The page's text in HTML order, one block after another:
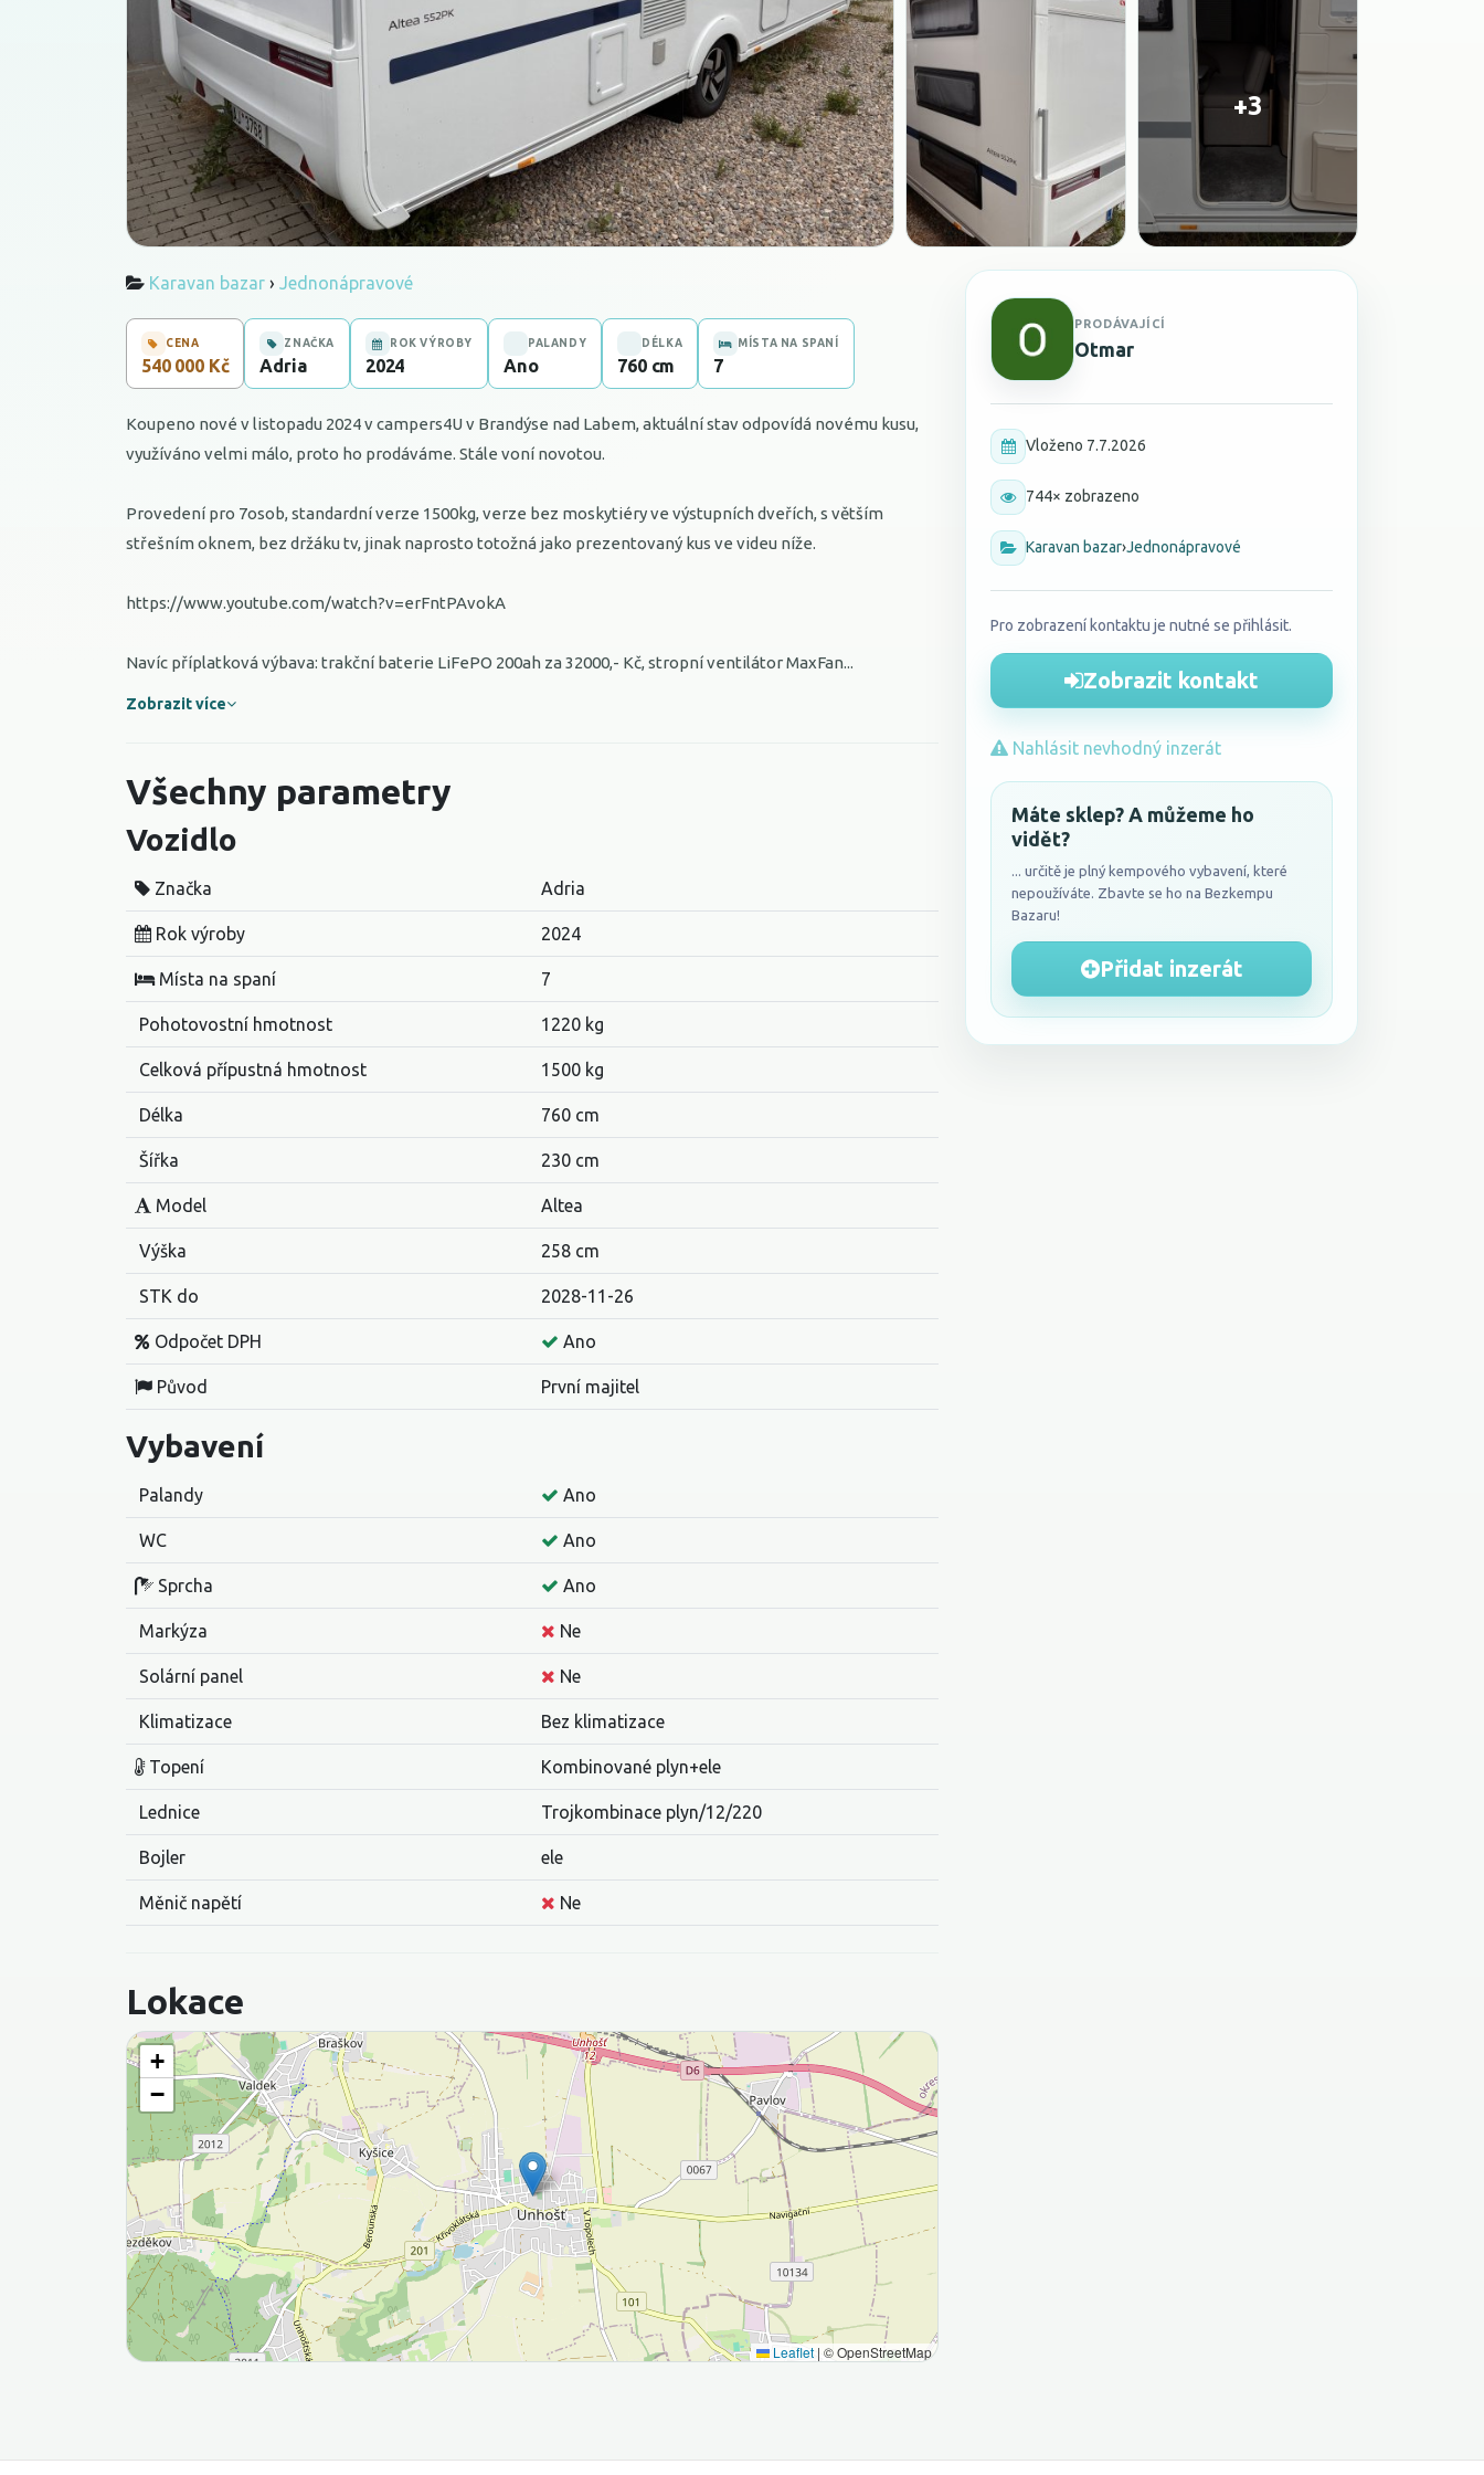
+3
Karavan bazar › Jednonápravové
CENA
540 000 Kč
ZNAČKA
Adria
ROK VÝROBY
2024
PALANDY
Ano
DÉLKA
760 cm
MÍSTA NA SPANÍ
7
Koupeno nové v listopadu 2024 v campers4U v Brandýse nad Labem, aktuální stav odpovídá novému kusu,
využíváno velmi málo, proto ho prodáváme. Stále voní novotou.
Provedení pro 7osob, standardní verze 1500kg, verze bez moskytiéry ve výstupních dveřích, s větším
střešním oknem, bez držáku tv, jinak naprosto totožná jako prezentovaný kus ve videu níže.
https://www.youtube.com/watch?v=erFntPAvokA
Navíc příplatková výbava: trakční baterie LiFePO 200ah za 32000,- Kč, stropní ventilátor MaxFan...
Zobrazit více
Všechny parametry
Vozidlo
Značka Adria
Rok výroby 2024
Místa na spaní 7
Pohotovostní hmotnost 1220 kg
Celková přípustná hmotnost 1500 kg
Délka 760 cm
Šířka 230 cm
Model Altea
Výška 258 cm
STK do 2028-11-26
Odpočet DPH Ano
Původ První majitel
Vybavení
Palandy Ano
WC Ano
Sprcha Ano
Markýza Ne
Solární panel Ne
Klimatizace Bez klimatizace
Topení Kombinované plyn+ele
Lednice Trojkombinace plyn/12/220
Bojler ele
Měnič napětí Ne
Lokace
+
−
Leaflet | © OpenStreetMap
PRODÁVAJÍCÍ
Otmar
Vloženo 7.7.2026
744× zobrazeno
Karavan bazar›Jednonápravové
Pro zobrazení kontaktu je nutné se přihlásit.
Zobrazit kontakt
Nahlásit nevhodný inzerát
Máte sklep? A můžeme ho
vidět?
... určitě je plný kempového vybavení, které
nepoužíváte. Zbavte se ho na Bezkempu
Bazaru!
Přidat inzerát